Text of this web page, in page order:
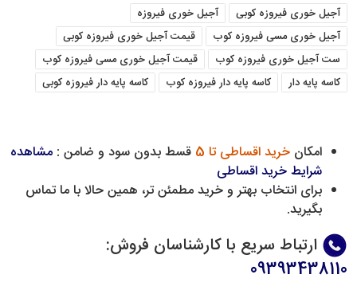
آجیل خوری فیروزه کوبی
آجیل خوری فیروزه
آجیل خوری مسی فیروزه کوب
قیمت آجیل خوری فیروزه کوبی
ست آجیل خوری فیروزه کوب
قیمت آجیل خوری مسی فیروزه کوب
کاسه پایه دار
کاسه پایه دار فیروزه کوب کاسه پایه دار فیروزه کوبی
امکان خرید اقساطی تا 5 قسط بدون سود و ضامن : مشاهده
شرایط خرید اقساطی
برای انتخاب بهتر و خرید مطمئن تر، همین حالا با ما تماس
بگیرید.
ارتباط سریع با کارشناسان فروش:
09393438110